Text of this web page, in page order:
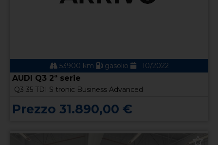
53900 km gasolio 10/2022
AUDI Q3 2ª serie
Q3 35 TDI S tronic Business Advanced
Prezzo 31.890,00 €